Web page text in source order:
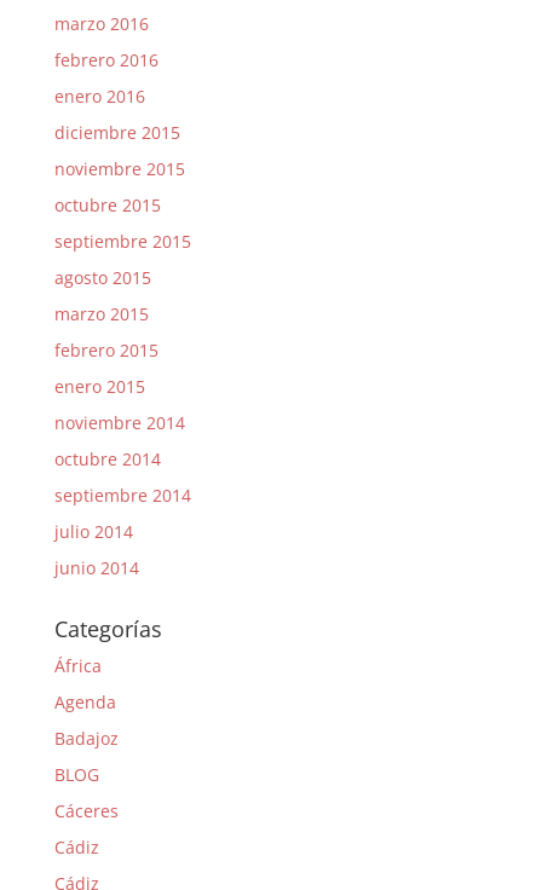
marzo 2016
febrero 2016
enero 2016
diciembre 2015
noviembre 2015
octubre 2015
septiembre 2015
agosto 2015
marzo 2015
febrero 2015
enero 2015
noviembre 2014
octubre 2014
septiembre 2014
julio 2014
junio 2014
Categorías
África
Agenda
Badajoz
BLOG
Cáceres
Cádiz
Cádiz